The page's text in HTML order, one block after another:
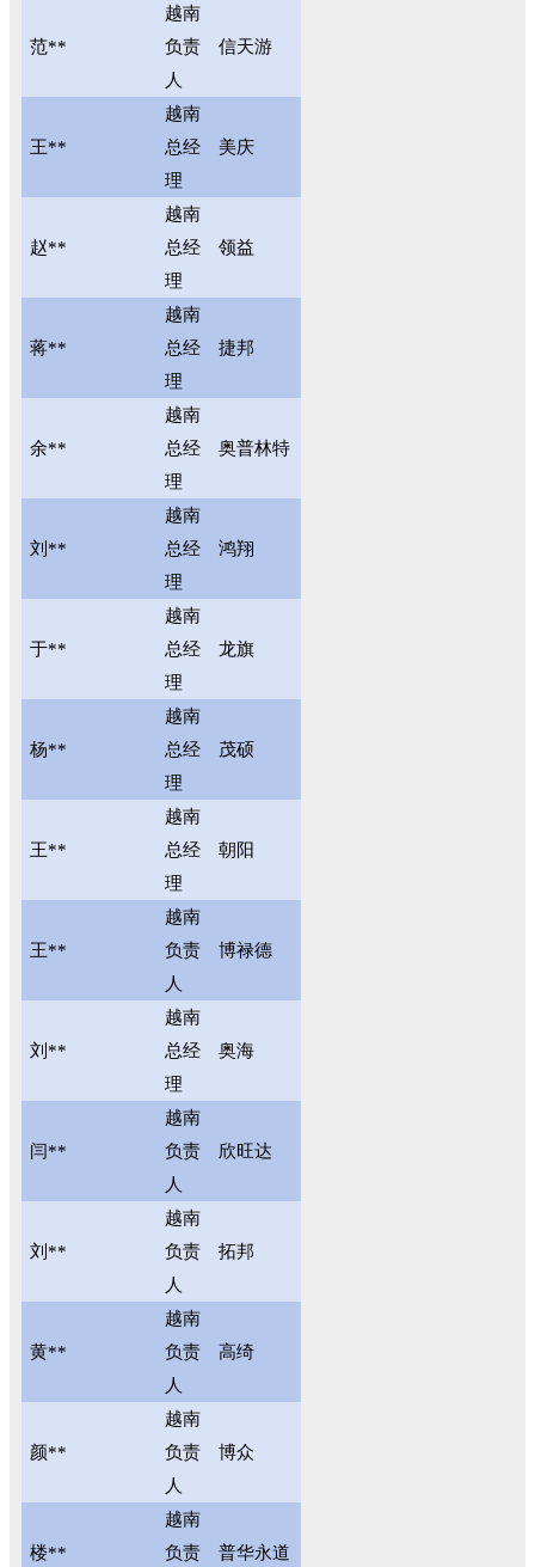
范**
越南
负责
人
信天游
王**
越南
总经
理
美庆
赵**
越南
总经
理
领益
蒋**
越南
总经
理
捷邦
余**
越南
总经
理
奥普林特
刘**
越南
总经
理
鸿翔
于**
越南
总经
理
龙旗
杨**
越南
总经
理
茂硕
王**
越南
总经
理
朝阳
王**
越南
负责
人
博禄德
刘**
越南
总经
理
奥海
闫**
越南
负责
人
欣旺达
刘**
越南
负责
人
拓邦
黄**
越南
负责
人
高绮
颜**
越南
负责
人
博众
楼**
越南
负责
普华永道